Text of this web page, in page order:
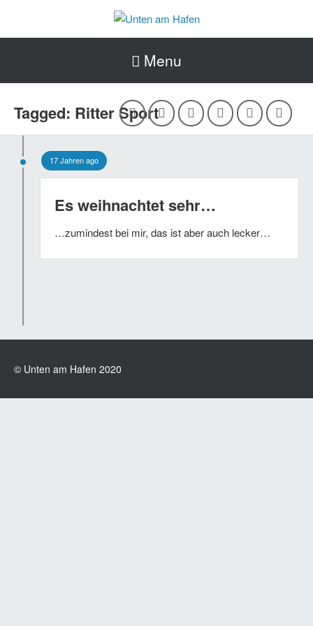
Menu
Tagged: Ritter Sport
17 Jahren ago
Es weihnachtet sehr…
…zumindest bei mir, das ist aber auch lecker…
© Unten am Hafen 2020